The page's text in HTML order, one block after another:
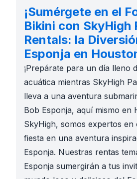
¡Sumérgete en el
Bikini con SkyHigh
Rentals: la
Esponja en
¡Prepárate para un día lleno
acuática mientras SkyHigh
lleva a una aventura
Bob Esponja, aquí mismo en
SkyHigh, somos expertos
fiesta en una aventura
Esponja. Nuestras rentas
Esponja sumergirán a tus